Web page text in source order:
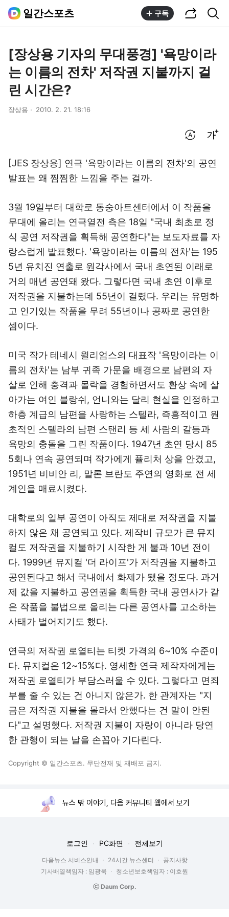
일간스포츠 구독
[장상용 기자의 무대풍경] '욕망이라
는 이름의 전차' 저작권 지불까지 걸
린 시간은?
장상용 2010. 2. 21. 18:16
[JES 장상용] 연극 '욕망이라는 이름의 전차'의 공연
발표는 왜 찜찜한 느낌을 주는 걸까.
3월 19일부터 대학로 동숭아트센터에서 이 작품을
무대에 올리는 연극열전 측은 18일 "국내 최초로 정
식 공연 저작권을 획득해 공연한다"는 보도자료를 자
랑스럽게 발표했다. '욕망이라는 이름의 전차'는 195
5년 유치진 연출로 원각사에서 국내 초연된 이래로
거의 매년 공연돼 왔다. 그렇다면 국내 초연 이후로
저작권을 지불하는데 55년이 걸렸다. 우리는 유명하
고 인기있는 작품을 무려 55년이나 공짜로 공연한
셈이다.
미국 작가 테네시 윌리엄스의 대표작 '욕망이라는 이
름의 전차'는 남부 귀족 가문을 배경으로 남편의 자
살로 인해 충격과 몰락을 경험하면서도 환상 속에 살
아가는 여인 블랑쉬, 언니와는 달리 현실을 인정하고
하층 계급의 남편을 사랑하는 스텔라, 즉흥적이고 원
초적인 스텔라의 남편 스탠리 등 세 사람의 갈등과
욕망의 충돌을 그린 작품이다. 1947년 초연 당시 85
5회나 연속 공연되며 작가에게 퓰리처 상을 안겼고,
1951년 비비안 리, 말론 브란도 주연의 영화로 전 세
계인을 매료시켰다.
대학로의 일부 공연이 아직도 제대로 저작권을 지불
하지 않은 채 공연되고 있다. 제작비 규모가 큰 뮤지
컬도 저작권을 지불하기 시작한 게 불과 10년 전이
다. 1999년 뮤지컬 '더 라이프'가 저작권을 지불하고
공연된다고 해서 국내에서 화제가 됐을 정도다. 과거
제 값을 지불하고 공연권을 획득한 국내 공연사가 같
은 작품을 불법으로 올리는 다른 공연사를 고소하는
사태가 벌어지기도 했다.
연극의 저작권 로열티는 티켓 가격의 6~10% 수준이
다. 뮤지컬은 12~15%다. 영세한 연극 제작자에게는
저작권 로열티가 부담스러울 수 있다. 그렇다고 면죄
부를 줄 수 있는 건 아니지 않은가. 한 관계자는 "지
금은 저작권 지불을 몰라서 안했다는 건 말이 안된
다"고 설명했다. 저작권 지불이 자랑이 아니라 당연
한 관행이 되는 날을 손꼽아 기다린다.
Copyright © 일간스포츠. 무단전재 및 재배포 금지.
뉴스 밖 이야기, 다음 커뮤니티 웹에서 보기
로그인 PC화면 전체보기
다음뉴스 서비스안내 24시간 뉴스센터
공지사항
기사배열책임자 : 임광욱
청소년보호책임자 : 이호원
ⓒ Daum Corp.